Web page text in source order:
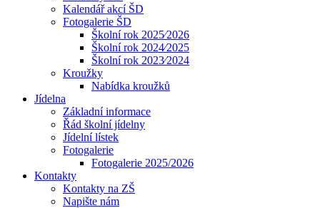
Kalendář akcí ŠD
Fotogalerie ŠD
Školní rok 2025⁄2026
Školní rok 2024⁄2025
Školní rok 2023⁄2024
Kroužky
Nabídka kroužků
Jídelna
Základní informace
Řád školní jídelny
Jídelní lístek
Fotogalerie
Fotogalerie 2025/2026
Kontakty
Kontakty na ZŠ
Napište nám